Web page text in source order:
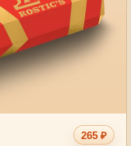
265 ₽